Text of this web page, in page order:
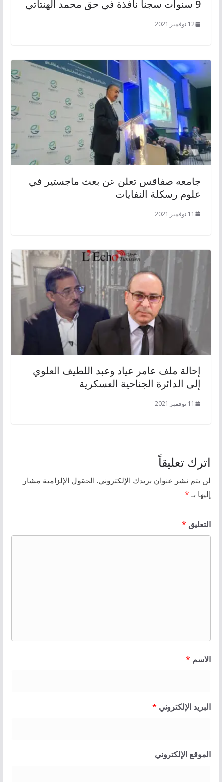
9 سنوات سجنا نافذة في حق محمد الهنتاتي
12 نوفمبر 2021
جامعة صفاقس تعلن عن بعث ماجستير في
علوم رسكلة النفايات
11 نوفمبر 2021
إحالة ملف عامر عياد وعبد اللطيف العلوي
إلى الدائرة الجناحية العسكرية
11 نوفمبر 2021
اترك تعليقاً
لن يتم نشر عنوان بريدك الإلكتروني. الحقول الإلزامية مشار
إليها بـ*
التعليق *
الاسم *
البريد الإلكتروني *
الموقع الإلكتروني